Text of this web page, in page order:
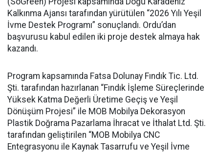
Kalkınma Ajansı tarafından yürütülen “2026 Yılı Yeşil
İvme Destek Programı” sonuçlandı. Ordu’dan
başvurusu kabul edilen iki proje destek almaya hak
kazandı.
Program kapsamında Fatsa Dolunay Fındık Tic. Ltd.
Şti. tarafından hazırlanan “Fındık İşleme Süreçlerinde
Yüksek Katma Değerli Üretime Geçiş ve Yeşil
Dönüşüm Projesi” ile MOB Mobilya Dekorasyon
Plastik Doğrama Pazarlama İhracat ve İthalat Ltd. Şti.
tarafından geliştirilen “MOB Mobilya CNC
Entegrasyonu ile Kaynak Tasarrufu ve Yeşil İvme